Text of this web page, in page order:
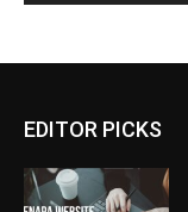
EDITOR PICKS